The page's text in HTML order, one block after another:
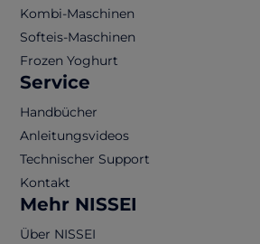
Kombi-Maschinen
Softeis-Maschinen
Frozen Yoghurt
Service
Handbücher
Anleitungsvideos
Technischer Support
Kontakt
Mehr NISSEI
Über NISSEI